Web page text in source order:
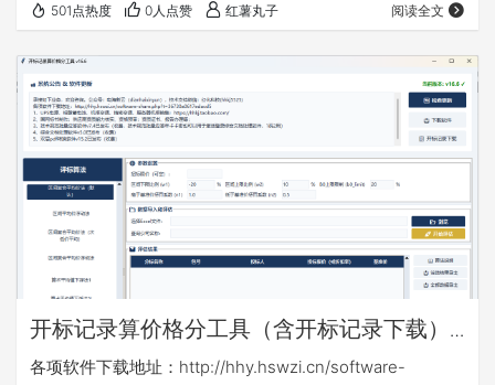
版（含车机模式），以后等软件完善了考虑有需要再做一份
鸿蒙版的。其实试过一下mobimusic也是可以用的，但是我
感觉想添加一些功能还是自己做一个更方便，软件主打纯
净，实用，便捷。软件就叫百味音坊把 软件特点： 1、连
接…
501点热度 0人点赞 红薯丸子 阅读全文
开标记录算价格分工具（含开标记录下载）
v16.6
各项软件下载地址：http://hhy.hswzi.cn/software-